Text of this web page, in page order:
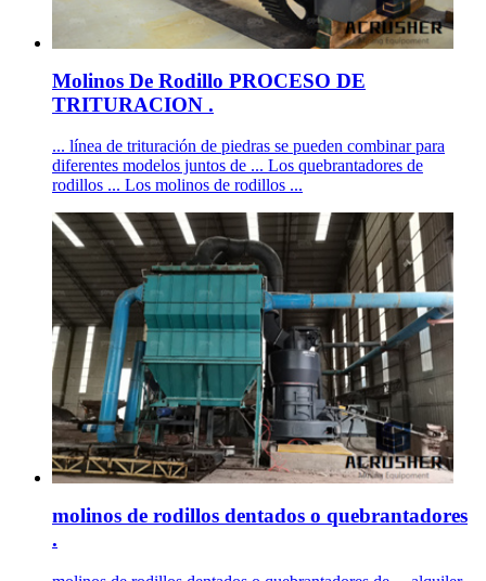
Molinos De Rodillo PROCESO DE
TRITURACION .
... línea de trituración de piedras se pueden combinar para
diferentes modelos juntos de ... Los quebrantadores de
rodillos ... Los molinos de rodillos ...
molinos de rodillos dentados o quebrantadores
.